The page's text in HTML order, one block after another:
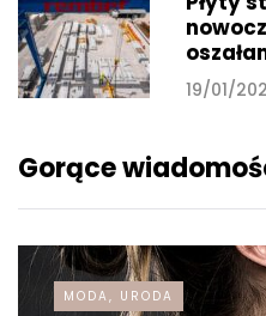
19/01/
Gorące
MODA, URODA